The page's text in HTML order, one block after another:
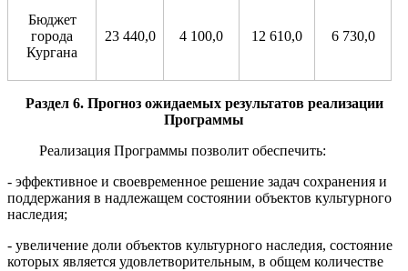
Бюджет
города
Кургана
23 440,0 4 100,0 12 610,0 6 730,0
Раздел 6. Прогноз ожидаемых результатов реализации
Программы
Реализация Программы позволит обеспечить:
- эффективное и своевременное решение задач сохранения и
поддержания в надлежащем состоянии объектов культурного
наследия;
- увеличение доли объектов культурного наследия, состояние
которых является удовлетворительным, в общем количестве